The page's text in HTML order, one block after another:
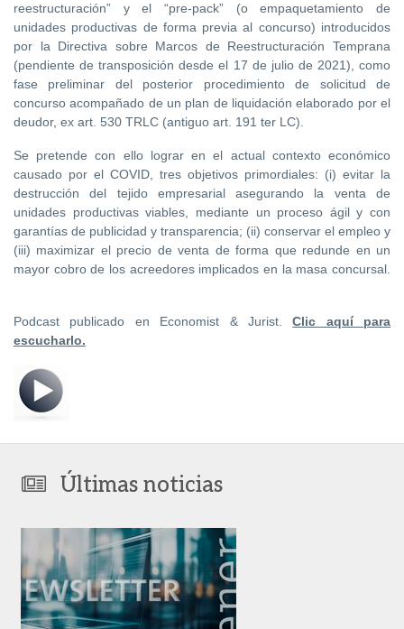
reestructuración” y el “pre-pack” (o empaquetamiento de
unidades productivas de forma previa al concurso) introducidos
por la Directiva sobre Marcos de Reestructuración Temprana
(pendiente de transposición desde el 17 de julio de 2021), como
fase preliminar del posterior procedimiento de solicitud de
concurso acompañado de un plan de liquidación elaborado por el
deudor, ex art. 530 TRLC (antiguo art. 191 ter LC).
Se pretende con ello lograr en el actual contexto económico
causado por el COVID, tres objetivos primordiales: (i) evitar la
destrucción del tejido empresarial asegurando la venta de
unidades productivas viables, mediante un proceso ágil y con
garantías de publicidad y transparencia; (ii) conservar el empleo y
(iii) maximizar el precio de venta de forma que redunde en un
mayor cobro de los acreedores implicados en la masa concursal.
Podcast publicado en Economist & Jurist.Clic aquí para
escucharlo.
Últimas noticias